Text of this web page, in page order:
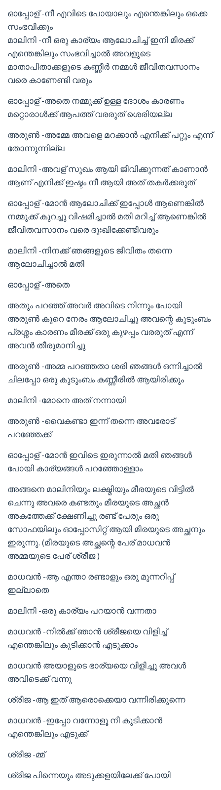
ഓപ്പോള് -നീ എവിടെ പോയാലും എന്തെങ്കിലും ഒക്കെ
സംഭവിക്കും
മാലിനി -നീ ഒരു കാര്യം ആലോചിച്ച് ഇനി മീരക്ക്
എന്തെങ്കിലും സംഭവിച്ചാൽ അവളുടെ
മാതാപിതാക്കളുടെ കണ്ണീർ നമ്മൾ ജീവിതവസാനം
വരെ കാണേണ്ടി വരും
ഓപ്പോള് -അതെ നമ്മുക്ക് ഉള്ള ദോശം കാരണം
മറ്റൊരാൾക്ക് ആപത്ത് വരരുത് ശെരിയല്ല
അരുൺ -അമ്മേ അവളെ മറക്കാൻ എനിക്ക് പറ്റും എന്ന്
തോന്നുന്നില്ല
മാലിനി -അവള് സുഖം ആയി ജീവിക്കുന്നത് കാണാൻ
ആണ് എനിക്ക് ഇഷ്ടം നീ ആയി അത് തകർക്കരുത്
ഓപ്പോള് -മോൻ ആലോചിക്ക് ഇപ്പോൾ ആണെങ്കിൽ
നമ്മുക്ക് കുറച്ചു വിഷമിച്ചാൽ മതി മറിച്ച് ആണെങ്കിൽ
ജീവിതവസാനം വരെ ദുഃഖിക്കേണ്ടിവരും
മാലിനി -നിനക്ക് ഞങ്ങളുടെ ജീവിതം തന്നെ
ആലോചിച്ചാൽ മതി
ഓപ്പോള് -അതെ
അതും പറഞ്ഞ് അവർ അവിടെ നിന്നും പോയി
അരുൺ കുറെ നേരം ആലോചിച്ചു അവന്റെ കുടുംബം
പ്രശ്നം കാരണം മീരക്ക് ഒരു കുഴപ്പം വരരുത് എന്ന്
അവൻ തീരുമാനിച്ചു
അരുൺ -അമ്മ പറഞ്ഞതാ ശരി ഞങ്ങൾ ഒന്നിച്ചാൽ
ചിലപ്പോ ഒരു കുടുംബം കണ്ണീരിൽ ആയിരിക്കും
മാലിനി -മോനെ അത് നന്നായി
അരുൺ -വൈകണ്ടാ ഇന്ന് തന്നെ അവരോട്
പറഞ്ഞേക്ക്
ഓപ്പോള് -മോൻ ഇവിടെ ഇരുന്നാൽ മതി ഞങ്ങൾ
പോയി കാര്യങ്ങൾ പറഞ്ഞോള്ളാം
അങ്ങനെ മാലിനിയും ലക്ഷ്മിയും മീരയുടെ വീട്ടിൽ
ചെന്നു അവരെ കണ്ടതും മീരയുടെ അച്ഛൻ
അകത്തേക്ക് ക്ഷേണിച്ചു രണ്ട് പേരും ഒരു
സോഫയിലും ഓപ്പോസിറ്റ് ആയി മീരയുടെ അച്ഛനും
ഇരുന്നു. (മീരയുടെ അച്ഛന്റെ പേര് മാധവൻ
അമ്മയുടെ പേര് ശ്രീജ )
മാധവൻ -ആ എന്താ രണ്ടാളും ഒരു മുന്നറിപ്പ്
ഇല്ലാതെ
മാലിനി -ഒരു കാര്യം പറയാൻ വന്നതാ
മാധവൻ -നിൽക്ക് ഞാൻ ശ്രീജയെ വിളിച്ച്
എന്തെങ്കിലും കുടിക്കാൻ എടുക്കാം
മാധവൻ അയാളുടെ ഭാര്യയെ വിളിച്ചു അവൾ
അവിടെക്ക് വന്നു
ശ്രീജ -ആ ഇത് ആരൊക്കെയാ വന്നിരിക്കുന്നെ
മാധവൻ -ഇപ്പോ വന്നോളൂ നീ കുടിക്കാൻ
എന്തെങ്കിലും എടുക്ക്
ശ്രീജ -മ്മ്
ശ്രീജ പിന്നെയും അടുക്കളയിലേക്ക് പോയി